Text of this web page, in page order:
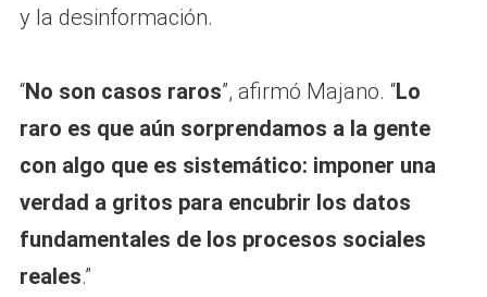
y la desinformación.
“No son casos raros”, afirmó Majano. “Lo
raro es que aún sorprendamos a la gente
con algo que es sistemático: imponer una
verdad a gritos para encubrir los datos
fundamentales de los procesos sociales
reales.”